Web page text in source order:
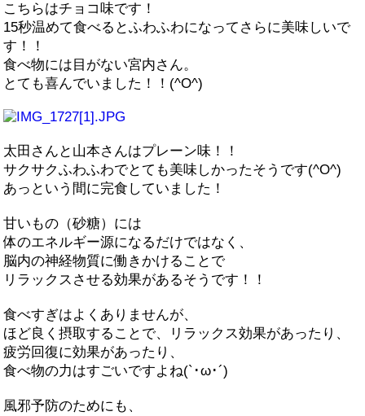
こちらはチョコ味です！
15秒温めて食べるとふわふわになってさらに美味しいで
す！！
食べ物には目がない宮内さん。
とても喜んでいました！！(^O^)
太田さんと山本さんはプレーン味！！
サクサクふわふわでとても美味しかったそうです(^O^)
あっという間に完食していました！
甘いもの（砂糖）には
体のエネルギー源になるだけではなく、
脳内の神経物質に働きかけることで
リラックスさせる効果があるそうです！！
食べすぎはよくありませんが、
ほど良く摂取することで、リラックス効果があったり、
疲労回復に効果があったり、
食べ物の力はすごいですよね(`･ω･´)
風邪予防のためにも、